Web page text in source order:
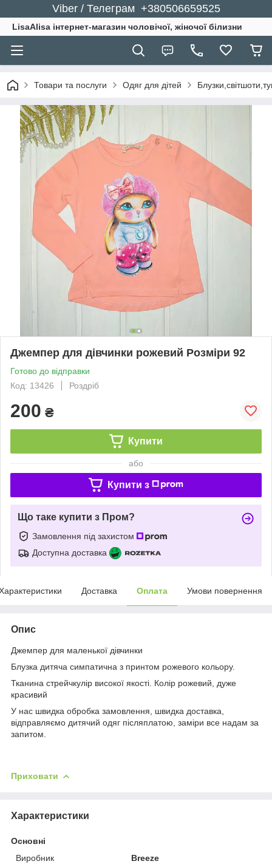
Viber / Телеграм +380506659525
LisaAlisa інтернет-магазин чоловічої, жіночої білизни
Товари та послуги Одяг для дітей
Джемпер для дівчинки рожевий Розміри 92
Готово до відправки
Код: 13426
Роздріб
200 ₴
Купити
або
Купити з
Що таке купити з Пром?
Замовлення під захистом
Доступна доставка
Доставка Оплата Умови повернення
Опис
Джемпер для маленької дівчинки
Блузка дитяча симпатична з принтом рожевого кольору.
Тканина стрейчкулір високої якості. Колір рожевий, дуже
красивий
У нас швидка обробка замовлення, швидка доставка,
відправляємо дитячий одяг післяплатою, заміри все надам за
запитом.
Приховати
Характеристики
Основні
Виробник
Breeze